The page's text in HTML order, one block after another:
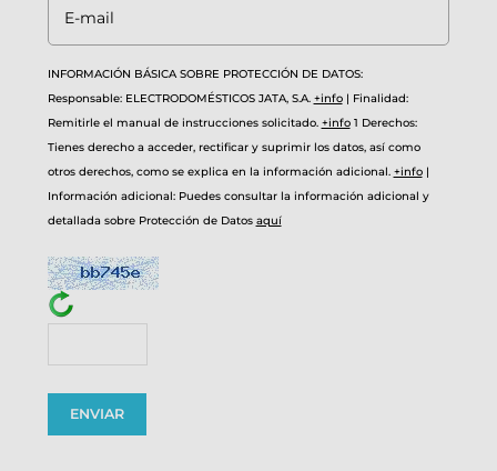
INFORMACIÓN BÁSICA SOBRE PROTECCIÓN DE DATOS:
Responsable: ELECTRODOMÉSTICOS JATA, S.A. +info | Finalidad:
Remitirle el manual de instrucciones solicitado. +info1 Derechos:
Tienes derecho a acceder, rectificar y suprimir los datos, así como
otros derechos, como se explica en la información adicional. +info|
Información adicional: Puedes consultar la información adicional y
detallada sobre Protección de Datos aquí